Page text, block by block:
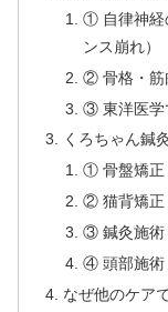
① 自律神経
ンス崩れ）
② 骨格・筋
③ 東洋医学
くろちゃん鍼
① 骨盤矯正
② 猫背矯正
③ 鍼灸施術
④ 頭部施術
なぜ他のケア